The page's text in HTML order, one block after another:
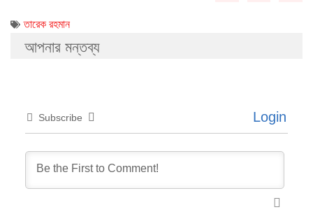
তারেক রহমান
আপনার মন্তব্য
Subscribe Login